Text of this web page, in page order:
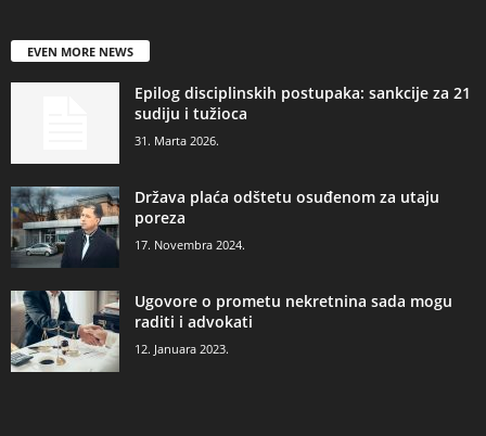
EVEN MORE NEWS
Epilog disciplinskih postupaka: sankcije za 21
sudiju i tužioca
31. Marta 2026.
Država plaća odštetu osuđenom za utaju
poreza
17. Novembra 2024.
Ugovore o prometu nekretnina sada mogu
raditi i advokati
12. Januara 2023.